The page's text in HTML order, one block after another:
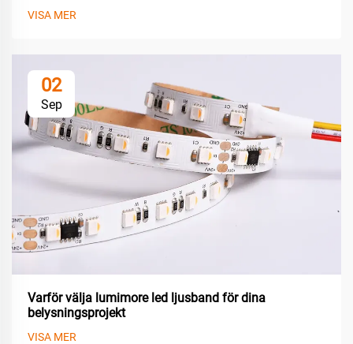
VISA MER
02
Sep
Varför välja lumimore led ljusband för dina
belysningsprojekt
VISA MER